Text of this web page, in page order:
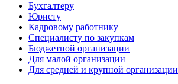
Бухгалтеру
Юристу
Кадровому работнику
Специалисту по закупкам
Бюджетной организации
Для малой организации
Для средней и крупной организации